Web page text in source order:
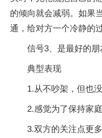
的倾向就会减弱。如果
通，给对方一个冷静的过
信号3、是最好的
典型表现
1.从不吵架，但也
2.感觉为了保持家
3.双方的关注点更